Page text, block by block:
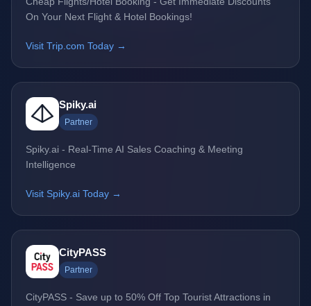
On Your Next Flight & Hotel Bookings!
Visit Trip.com Today →
Spiky.ai
Partner
Spiky.ai - Real-Time AI Sales Coaching & Meeting
Intelligence
Visit Spiky.ai Today →
CityPASS
Partner
CityPASS - Save up to 50% Off Top Tourist Attractions in